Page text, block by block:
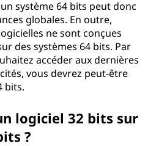
système 64 bits peut donc
globales. En outre,
ne sont conçues
des systèmes 64 bits. Par
accéder aux dernières
vous devrez peut-être
bits.
logiciel 32 bits sur
?